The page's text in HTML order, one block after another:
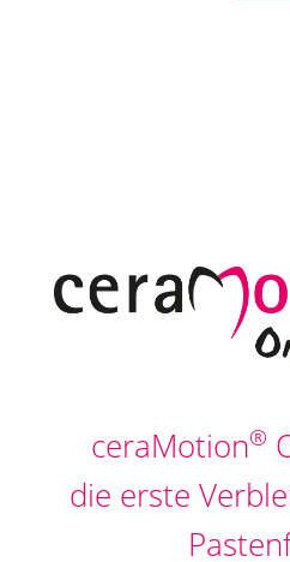
ceraMotion®
die erste